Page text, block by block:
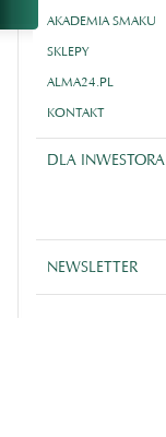
AKADEMIA SMAKU
SKLEPY
ALMA24.PL
KONTAKT
DLA INWESTORA
NEWSLETTER